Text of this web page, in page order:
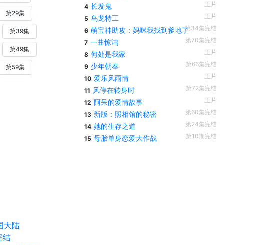
第29集
第39集
第49集
第59集
大陆
结
4 长发鬼
正片
5 乌龙特工
正片
6 萌宝神助攻：妈咪我找到爹地了第34集完结
7 一曲惊鸿
第70集完结
8 何处是我家
正片
9 少年朝奉
第66集完结
10 爱乐风雨情
正片
11 风停在转身时
第72集完结
12 阿呆的爱情故事
正片
13 新版：照相馆的秘密
第60集完结
14 她的生存之道
第24集完结
15 母胎单身恋爱大作战 第10期完结